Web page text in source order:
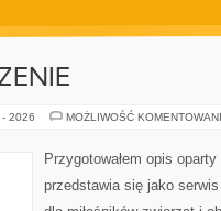
- 2026 MOŻLIWOŚĆ
Przygotowałem opis
przedstawia się jako